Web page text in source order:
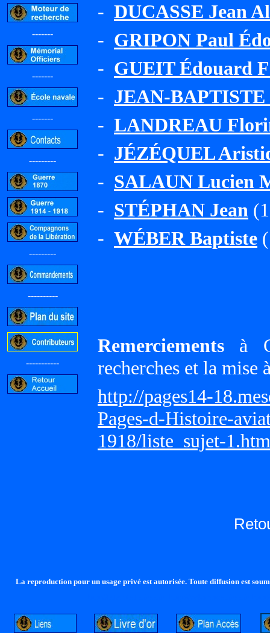
-------
-------
-------
---------
---------
----------
-----------
- DUCASSE Jean
- GRIPON Paul
- GUEIT Édouard
- JEAN-BAPTISTE
- LANDREAU
- JÉZÉQUEL
- SALAUN Lucien
- STÉPHAN Jean
- WÉBER Baptiste
Remerciements à
recherches et la mise
http://pages14-
Pages-d-Histoire-
1918/liste_sujet-1.htm
La reproduction pour un usage privé est autorisée. Toute diffusion est